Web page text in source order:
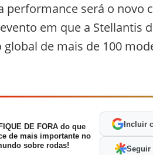
performance será o novo
em que a Stellantis
de mais de 100
DE FORA do que
de mais importante no
sobre rodas!
Incluir
Seguir